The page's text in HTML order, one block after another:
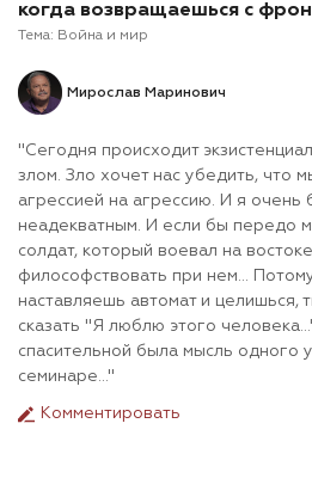
когда возвращаешься с
Тема: Война и мир
Мирослав Маринович
"Сегодня происходит
злом. Зло хочет нас убедить, что
агрессией на агрессию. И я очень
неадекватным. И если бы передо
солдат, который воевал на
философствовать при нем...
наставляешь автомат и целишься,
сказать "Я люблю этого
спасительной была мысль одного
семинаре..."
Комментировать